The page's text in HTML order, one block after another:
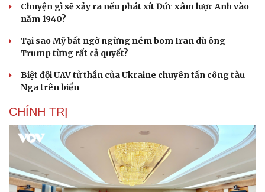
Chuyện gì sẽ xảy ra nếu phát xít Đức xâm lược Anh vào
năm 1940?
Tại sao Mỹ bất ngờ ngừng ném bom Iran dù ông
Trump từng rất cả quyết?
Biệt đội UAV tử thần của Ukraine chuyên tấn công tàu
Nga trên biển
CHÍNH TRỊ